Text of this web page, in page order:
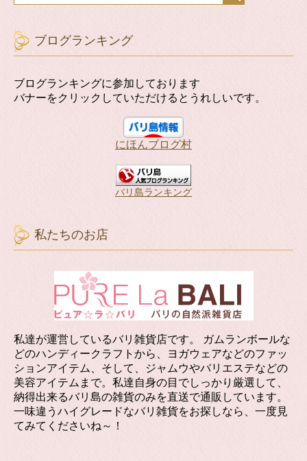
ブログランキング
ブログランキングに参加しております
バナーをクリックしていただけるとうれしいです。
にほんブログ村
バリ島ランキング
私たちのお店
私達が運営しているバリ雑貨店です。 ガムランボールな
どのハンディークラフトから、ヨガウェアなどのファッ
ションアイテム、そして、ジャムウやバリエステなどの
美容アイテムまで。私達自身の目でしっかり厳選して、
納得出来るバリ島の雑貨のみを直送で通販しています。
一味違うハイグレードなバリ雑貨をお探しなら、一度見
てみてくださいね～！